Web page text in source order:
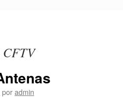
CFTV
poradmin